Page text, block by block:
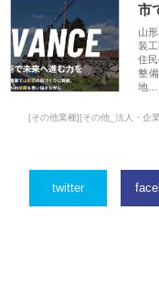
市
山
装
住
整
地…
[その他業種][その他_法人・企
twitter